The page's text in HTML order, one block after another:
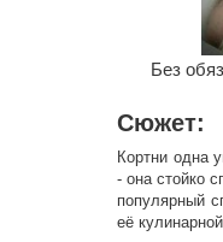
Без
Сюжет:
Кортни одна
- она стойко
популярный
её